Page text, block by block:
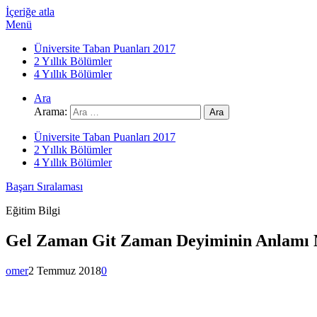
İçeriğe atla
Menü
Üniversite Taban Puanları 2017
2 Yıllık Bölümler
4 Yıllık Bölümler
Ara
Arama:
Üniversite Taban Puanları 2017
2 Yıllık Bölümler
4 Yıllık Bölümler
Başarı Sıralaması
Eğitim Bilgi
Gel Zaman Git Zaman Deyiminin Anlamı
omer2 Temmuz 20180